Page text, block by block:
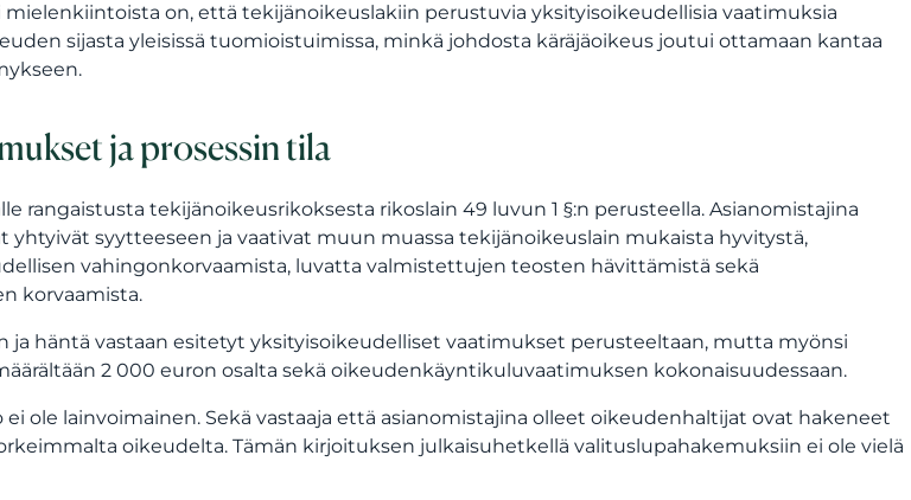
on, että tekijänoikeuslakiin perustuvia yksityisoikeudellisia vaatimuksia
sijasta yleisissä tuomioistuimissa, minkä johdosta käräjäoikeus joutui ottamaan kantaa
ja prosessin tila
rangaistusta tekijänoikeusrikoksesta rikoslain 49 luvun 1 §:n perusteella. Asianomistajina
yhtyivät syytteeseen ja vaativat muun muassa tekijänoikeuslain mukaista hyvitystä,
vahingonkorvaamista, luvatta valmistettujen teosten hävittämistä sekä
korvaamista.
ja häntä vastaan esitetyt yksityisoikeudelliset vaatimukset perusteeltaan, mutta myönsi
2 000 euron osalta sekä oikeudenkäyntikuluvaatimuksen kokonaisuudessaan.
ole lainvoimainen. Sekä vastaaja että asianomistajina olleet oikeudenhaltijat ovat hakeneet
oikeudelta. Tämän kirjoituksen julkaisuhetkellä valituslupahakemuksiin ei ole vielä